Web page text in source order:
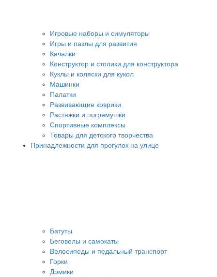
Игровые наборы и симуляторы
Игры и пазлы для развития
Качалки
Конструктор и столики для конструктора
Куклы и коляски для кукол
Машинки
Палатки
Развивающие коврики
Растяжки и погремушки
Спортивные комплексы
Товары для детского творчества
Принадлежности для прогулок на улице
Батуты
Беговелы и самокаты
Велосипеды и педальный транспорт
Горки
Домики